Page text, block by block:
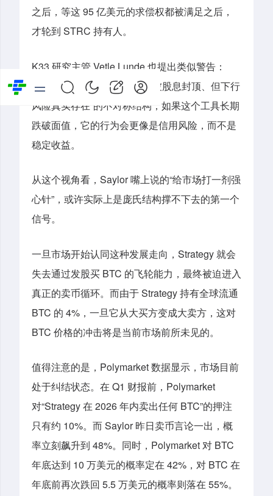
之后，等这 95 亿美元的求偿权都被满足之后，
才轮到 STRC 持有人。
K33 研究主管 Vetle Lunde 也提出类似警告：
STRC 持有人面临的是“上行被股息封顶、但下行
风险真实存在”的不对称结构；如果这个工具长期
跌破面值，它的行为会更像是信用风险，而不是
稳定收益。
从这个视角看，Saylor 嘴上说的“给市场打一剂强
心针”，或许实际上是庞氏结构撑不下去的第一个
信号。
一旦市场开始认同这种发展走向，Strategy 就会
失去通过发股买 BTC 的飞轮能力，最终被迫进入
真正的卖币循环。而由于 Strategy 持有全球流通
BTC 的 4%，一旦它从大买方变成大卖方，这对
BTC 价格的冲击将是当前市场前所未见的。
值得注意的是，Polymarket 数据显示，市场目前
处于纠结状态。在 Q1 财报前，Polymarket
对“Strategy 在 2026 年内卖出任何 BTC”的押注
只有约 10%。而 Saylor 昨日卖币言论一出，概
率立刻飙升到 48%。同时，Polymarket 对 BTC
年底达到 10 万美元的概率定在 42%，对 BTC 在
年底前再次跌回 5.5 万美元的概率则落在 55%。